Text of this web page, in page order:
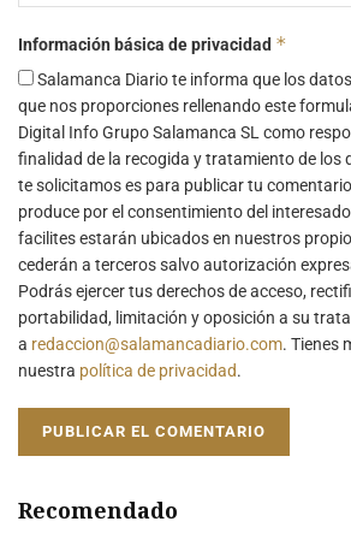
Información básica de privacidad *
Salamanca Diario te informa que los
que nos proporciones rellenando este
Digital Info Grupo Salamanca SL como
finalidad de la recogida y tratamiento de los
te solicitamos es para publicar tu
produce por el consentimiento del
facilites estarán ubicados en nuestros
cederán a terceros salvo autorización
Podrás ejercer tus derechos de acceso,
portabilidad, limitación y oposición a su
a redaccion@salamancadiario.com. Tienes
nuestra política de privacidad.
Recomendado